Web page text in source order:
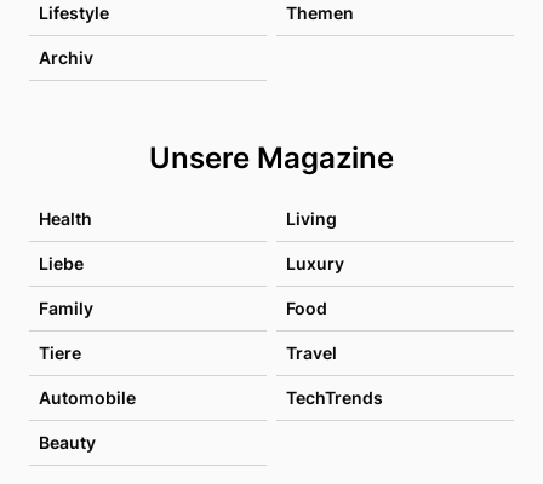
Lifestyle Themen
Archiv
Unsere Magazine
Health Living
Liebe Luxury
Family Food
Tiere Travel
Automobile TechTrends
Beauty